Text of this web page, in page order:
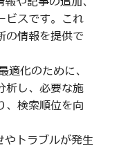
ビスです。これ
の情報を提供で
適化のために、
析し、必要な施
、検索順位を向
トラブルが発生